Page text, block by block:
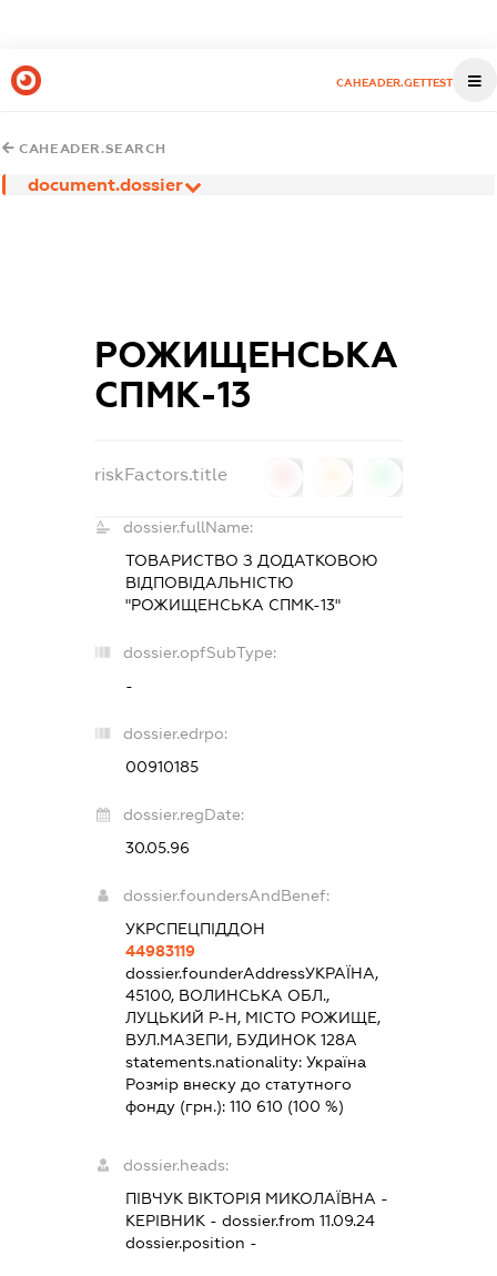
CAHEADER.GETTEST
CAHEADER.SEARCH
document.dossier
РОЖИЩЕНСЬКА
СПМК-13
riskFactors.title
dossier.fullName:
ТОВАРИСТВО З ДОДАТКОВОЮ
ВІДПОВІДАЛЬНІСТЮ
"РОЖИЩЕНСЬКА СПМК-13"
dossier.opfSubType:
-
dossier.edrpo:
00910185
dossier.regDate:
30.05.96
dossier.foundersAndBenef:
УКРСПЕЦПІДДОН
44983119
dossier.founderAddressУКРАЇНА,
45100, ВОЛИНСЬКА ОБЛ.,
ЛУЦЬКИЙ Р-Н, МІСТО РОЖИЩЕ,
ВУЛ.МАЗЕПИ, БУДИНОК 128А
statements.nationality:Україна
Розмір внеску до статутного
фонду (грн.):110 610 (100 %)
dossier.heads:
ПІВЧУК ВІКТОРІЯ МИКОЛАЇВНА -
КЕРІВНИК - dossier.from 11.09.24
dossier.position -